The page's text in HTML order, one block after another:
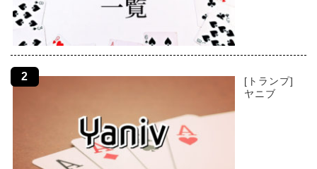
[トランプ]
ヤニブ